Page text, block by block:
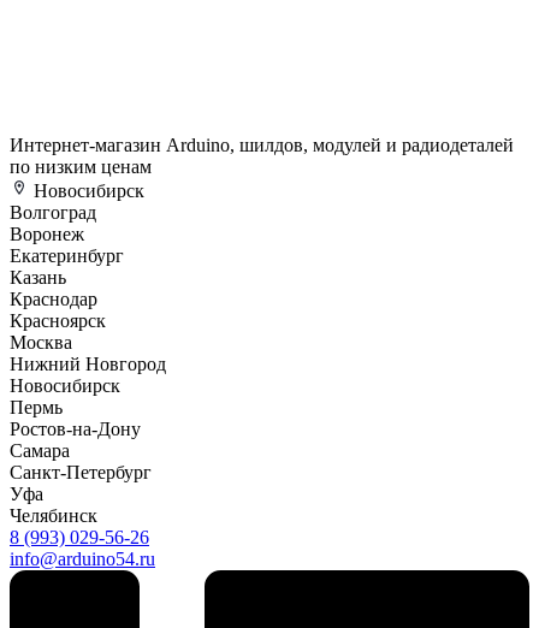
Интернет-магазин Arduino, шилдов, модулей и радиодеталей
по низким ценам
Новосибирск
Волгоград
Воронеж
Екатеринбург
Казань
Краснодар
Красноярск
Москва
Нижний Новгород
Новосибирск
Пермь
Ростов-на-Дону
Самара
Санкт-Петербург
Уфа
Челябинск
8 (993) 029-56-26
info@arduino54.ru